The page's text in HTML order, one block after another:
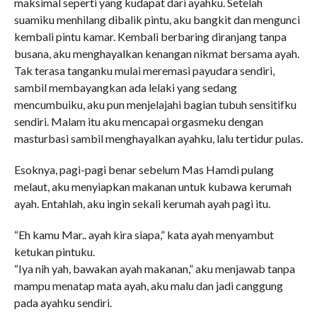
suamiku menhilang dibalik pintu, aku bangkit dan mengunci
kembali pintu kamar. Kembali berbaring diranjang tanpa
busana, aku menghayalkan kenangan nikmat bersama ayah.
Tak terasa tanganku mulai meremasi payudara sendiri,
sambil membayangkan ada lelaki yang sedang
mencumbuiku, aku pun menjelajahi bagian tubuh sensitifku
sendiri. Malam itu aku mencapai orgasmeku dengan
masturbasi sambil menghayalkan ayahku, lalu tertidur pulas.
Esoknya, pagi-pagi benar sebelum Mas Hamdi pulang
melaut, aku menyiapkan makanan untuk kubawa kerumah
ayah. Entahlah, aku ingin sekali kerumah ayah pagi itu.
“Eh kamu Mar.. ayah kira siapa,” kata ayah menyambut
ketukan pintuku.
“Iya nih yah, bawakan ayah makanan,” aku menjawab tanpa
mampu menatap mata ayah, aku malu dan jadi canggung
pada ayahku sendiri.